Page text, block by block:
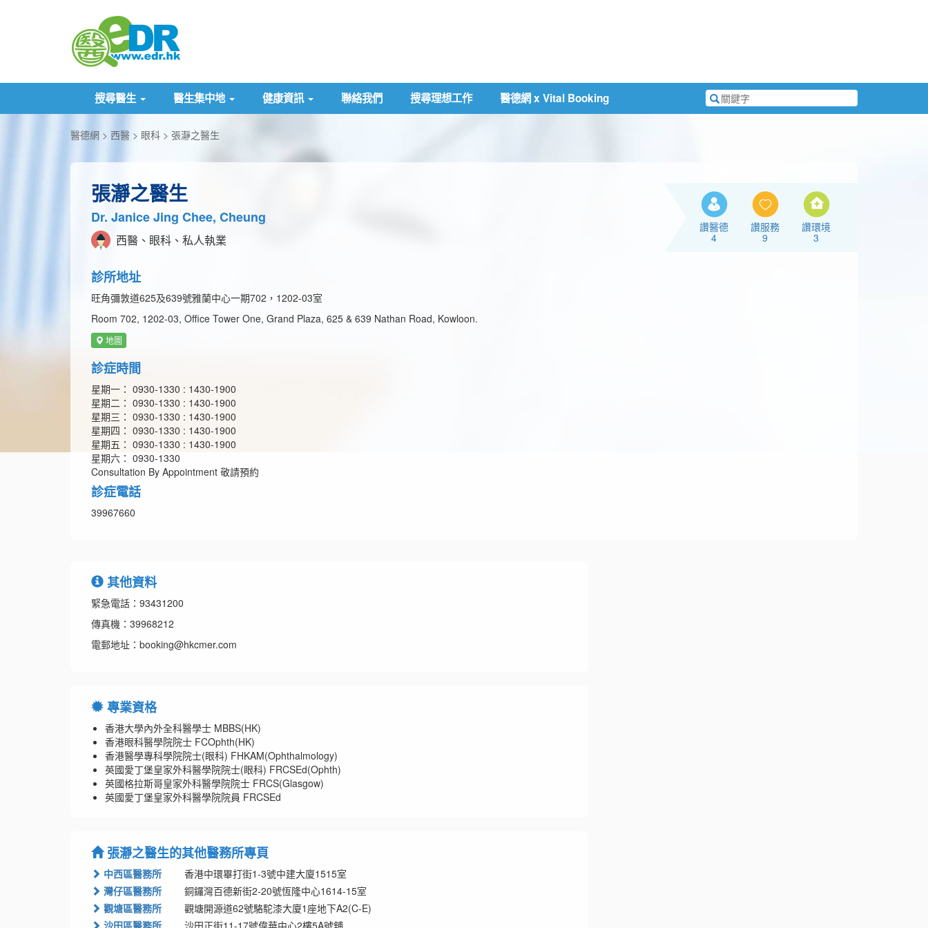
搜尋醫生 醫生集中地 健康資訊 聯絡我們 搜尋理想工作 醫德網 x Vital Booking
搜
尋
醫德網 西醫 眼科 張瀞之醫生
張瀞之醫生
Dr. Janice Jing Chee, Cheung
西醫、眼科、私人執業
診所地址
旺角彌敦道625及639號雅蘭中心一期702，1202-03室
Room 702, 1202-03, Office Tower One, Grand Plaza, 625 & 639 Nathan Road, Kowloon.
地圖
診症時間
星期一： 0930-1330 : 1430-1900
星期二： 0930-1330 : 1430-1900
星期三： 0930-1330 : 1430-1900
星期四： 0930-1330 : 1430-1900
星期五： 0930-1330 : 1430-1900
星期六： 0930-1330
Consultation By Appointment 敬請預約
診症電話
39967660
讚醫德
4
讚服務
9
讚環境
3
其他資料
緊急電話：93431200
傳真機：39968212
電郵地址：booking@hkcmer.com
專業資格
香港大學內外全科醫學士 MBBS(HK)
香港眼科醫學院院士 FCOphth(HK)
香港醫學專科學院院士(眼科) FHKAM(Ophthalmology)
英國愛丁堡皇家外科醫學院院士(眼科) FRCSEd(Ophth)
英國格拉斯哥皇家外科醫學院院士 FRCS(Glasgow)
英國愛丁堡皇家外科醫學院院員 FRCSEd
張瀞之醫生的其他醫務所專頁
中西區醫務所
香港中環畢打街1-3號中建大廈1515室
灣仔區醫務所
銅鑼灣百德新街2-20號恆隆中心1614-15室
觀塘區醫務所
觀塘開源道62號駱駝漆大廈1座地下A2(C-E)